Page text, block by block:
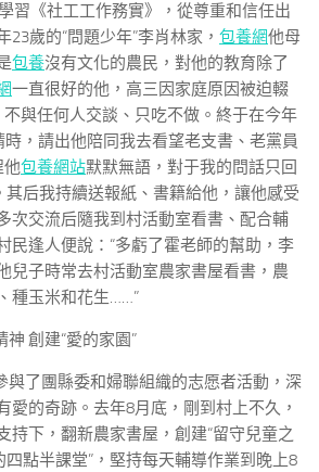
習《社工工作務實》，從尊重和信任出
歲的“問題少年”李肖林家， 包養網他母
包養沒有文化的農民，對他的教育除了
一直很好的他，高三因家庭原因被迫輟
與任何人交談、只吃不做。終于在今年
，請出他陪同我去看望老支書、老黨員
他包養網站默默無語，對于我的問話只回
其后我持續送報紙、書籍給他，讓他感受
次交流后隨我到村活動室看書、配合輔
民逢人便說：“多虧了霍老師的幫助，李
兒子時常去村活動室農家書屋看書，農
種玉米和花生……”
神 創建“愛的家園”
與了團縣委和婦聯組織的志愿者活動，深
愛的奇跡。去年8月底，剛到村上不久，
持下，翻新農家書屋，創建“留守兒童之
四點半課堂”，堅持每天輔導作業到晚上8